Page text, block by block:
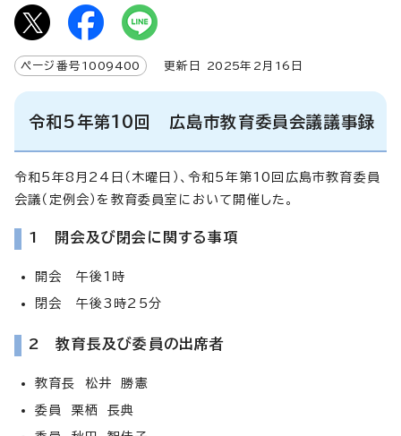
ページ番号 1009400 更新日 2025年2月 16 日
令和5年第10回 広島市教育委員会議議事録
令和5年8月24日（木曜日）、令和5年第10回広島市教育委員
会議（定例会）を教育委員室において開催した。
1 開会及び閉会に関する事項
開会 午後1時
閉会 午後3時25分
2 教育長及び委員の出席者
教育長 松井 勝憲
委員 栗栖 長典